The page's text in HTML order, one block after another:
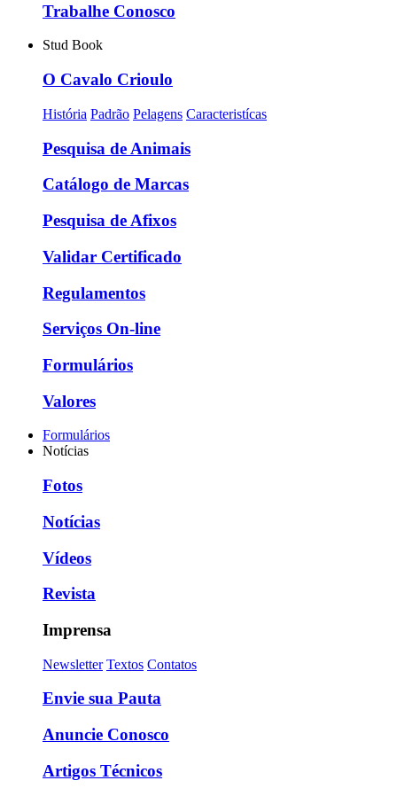
Trabalhe Conosco
Stud Book
O Cavalo Crioulo
História Padrão Pelagens Caracteristícas
Pesquisa de Animais
Catálogo de Marcas
Pesquisa de Afixos
Validar Certificado
Regulamentos
Serviços On-line
Formulários
Valores
Formulários
Notícias
Fotos
Notícias
Vídeos
Revista
Imprensa
Newsletter Textos Contatos
Envie sua Pauta
Anuncie Conosco
Artigos Técnicos